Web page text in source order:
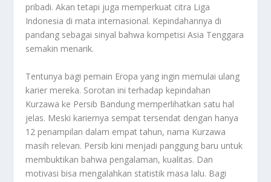
pribadi. Akan tetapi juga memperkuat citra Liga
Indonesia di mata internasional. Kepindahannya di
pandang sebagai sinyal bahwa kompetisi Asia Tenggara
semakin menarik.
Tentunya bagi pemain Eropa yang ingin memulai ulang
karier mereka. Sorotan ini terhadap kepindahan
Kurzawa ke Persib Bandung memperlihatkan satu hal
jelas. Meski kariernya sempat tersendat dengan hanya
12 penampilan dalam empat tahun, nama Kurzawa
masih relevan. Persib kini menjadi panggung baru untuk
membuktikan bahwa pengalaman, kualitas. Dan
motivasi bisa mengalahkan statistik masa lalu. Bagi